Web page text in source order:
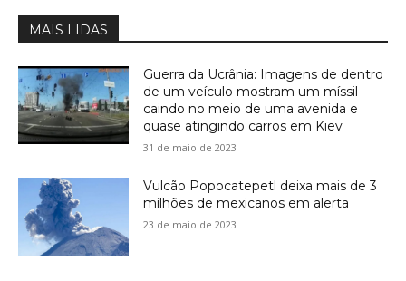
MAIS LIDAS
Guerra da Ucrânia: Imagens de dentro
de um veículo mostram um míssil
caindo no meio de uma avenida e
quase atingindo carros em Kiev
31 de maio de 2023
Vulcão Popocatepetl deixa mais de 3
milhões de mexicanos em alerta
23 de maio de 2023